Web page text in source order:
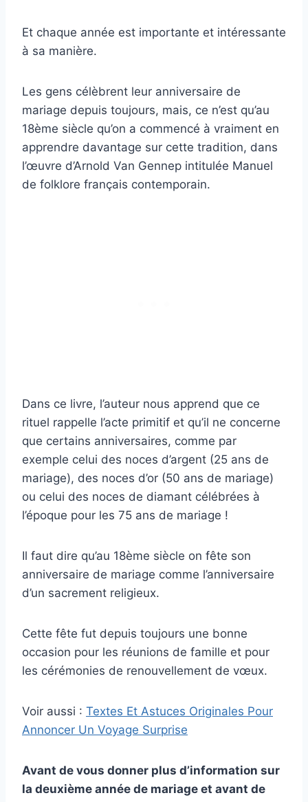
Et chaque année est importante et intéressante
à sa manière.
Les gens célèbrent leur anniversaire de
mariage depuis toujours, mais, ce n’est qu’au
18ème siècle qu’on a commencé à vraiment en
apprendre davantage sur cette tradition, dans
l’œuvre d’Arnold Van Gennep intitulée Manuel
de folklore français contemporain.
Dans ce livre, l’auteur nous apprend que ce
rituel rappelle l’acte primitif et qu’il ne concerne
que certains anniversaires, comme par
exemple celui des noces d’argent (25 ans de
mariage), des noces d’or (50 ans de mariage)
ou celui des noces de diamant célébrées à
l’époque pour les 75 ans de mariage !
Il faut dire qu’au 18ème siècle on fête son
anniversaire de mariage comme l’anniversaire
d’un sacrement religieux.
Cette fête fut depuis toujours une bonne
occasion pour les réunions de famille et pour
les cérémonies de renouvellement de vœux.
Voir aussi : Textes Et Astuces Originales Pour
Annoncer Un Voyage Surprise
Avant de vous donner plus d’information sur
la deuxième année de mariage et avant de